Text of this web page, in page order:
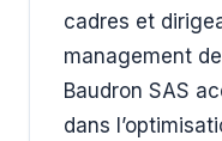
cadres et
management
Baudron SAS
dans